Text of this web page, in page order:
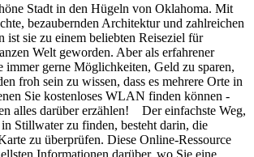
Stadt in den Hügeln von Oklahoma. Mit
bezaubernden Architektur und zahlreichen
ist sie zu einem beliebten Reiseziel für
Welt geworden. Aber als erfahrener
immer gerne Möglichkeiten, Geld zu sparen,
froh sein zu wissen, dass es mehrere Orte in
Sie kostenloses WLAN finden können -
alles darüber erzählen! Der einfachste Weg,
Stillwater zu finden, besteht darin, die
zu überprüfen. Diese Online-Ressource
Informationen darüber, wo Sie eine